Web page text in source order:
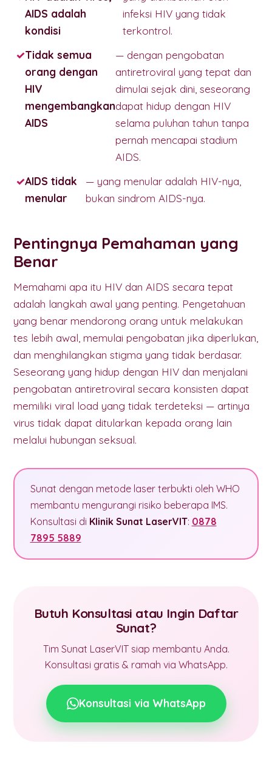
AIDS adalah
kondisi
infeksi HIV yang tidak
terkontrol.
Tidak semua
orang dengan
HIV
mengembangkan
AIDS
— dengan pengobatan
antiretroviral yang tepat dan
dimulai sejak dini, seseorang
dapat hidup dengan HIV
selama puluhan tahun tanpa
pernah mencapai stadium
AIDS.
AIDS tidak
menular
— yang menular adalah HIV-nya,
bukan sindrom AIDS-nya.
Pentingnya Pemahaman yang
Benar
Memahami apa itu HIV dan AIDS secara tepat
adalah langkah awal yang penting. Pengetahuan
yang benar mendorong orang untuk melakukan
tes lebih awal, memulai pengobatan jika diperlukan,
dan menghilangkan stigma yang tidak berdasar.
Seseorang yang hidup dengan HIV dan menjalani
pengobatan antiretroviral secara konsisten dapat
memiliki viral load yang tidak terdeteksi — artinya
virus tidak dapat ditularkan kepada orang lain
melalui hubungan seksual.
Sunat dengan metode laser terbukti oleh WHO
membantu mengurangi risiko beberapa IMS.
Konsultasi di Klinik Sunat LaserVIT: 0878
7895 5889
Butuh Konsultasi atau Ingin Daftar
Sunat?
Tim Sunat LaserVIT siap membantu Anda.
Konsultasi gratis & ramah via WhatsApp.
Konsultasi via WhatsApp